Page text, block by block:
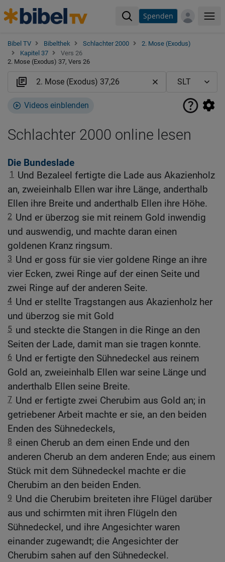
Spenden
Bibel TV Bibelthek Schlachter 2000
2. Mose (Exodus)
Kapitel 37
Vers 26
2. Mose (Exodus) 37, Vers 26
Videos einblenden
Schlachter 2000 online lesen
Die Bundeslade
1
Und Bezaleel fertigte die Lade aus Akazienholz
an, zweieinhalb Ellen war ihre Länge, anderthalb
Ellen ihre Breite und anderthalb Ellen ihre Höhe.
2 Und er überzog sie mit reinem Gold inwendig
und auswendig, und machte daran einen
goldenen Kranz ringsum.
3 Und er goss für sie vier goldene Ringe an ihre
vier Ecken, zwei Ringe auf der einen Seite und
zwei Ringe auf der anderen Seite.
4 Und er stellte Tragstangen aus Akazienholz her
und überzog sie mit Gold
5 und steckte die Stangen in die Ringe an den
Seiten der Lade, damit man sie tragen konnte.
6 Und er fertigte den Sühnedeckel aus reinem
Gold an, zweieinhalb Ellen war seine Länge und
anderthalb Ellen seine Breite.
7 Und er fertigte zwei Cherubim aus Gold an; in
getriebener Arbeit machte er sie, an den beiden
Enden des Sühnedeckels,
8 einen Cherub an dem einen Ende und den
anderen Cherub an dem anderen Ende; aus einem
Stück mit dem Sühnedeckel machte er die
Cherubim an den beiden Enden.
9 Und die Cherubim breiteten ihre Flügel darüber
aus und schirmten mit ihren Flügeln den
Sühnedeckel, und ihre Angesichter waren
einander zugewandt; die Angesichter der
Cherubim sahen auf den Sühnedeckel.